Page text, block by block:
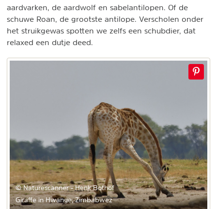
aardvarken, de aardwolf en sabelantilopen. Of de
schuwe Roan, de grootste antilope. Verscholen onder
het struikgewas spotten we zelfs een schubdier, dat
relaxed een dutje deed.
© Naturescanner - Henk Bothof
Giraffe in Hwange, Zimbabwez